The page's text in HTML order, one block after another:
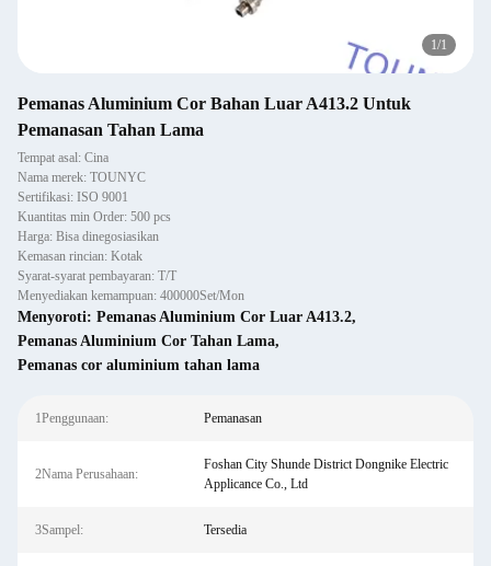
1/1
Pemanas Aluminium Cor Bahan Luar A413.2 Untuk
Pemanasan Tahan Lama
Tempat asal: Cina
Nama merek: TOUNYC
Sertifikasi: ISO 9001
Kuantitas min Order: 500 pcs
Harga: Bisa dinegosiasikan
Kemasan rincian: Kotak
Syarat-syarat pembayaran: T/T
Menyediakan kemampuan: 400000Set/Mon
Menyoroti: Pemanas Aluminium Cor Luar A413.2,
Pemanas Aluminium Cor Tahan Lama,
Pemanas cor aluminium tahan lama
1Penggunaan: Pemanasan
2Nama Perusahaan:
Foshan City Shunde District Dongnike Electric
Applicance Co., Ltd
3Sampel: Tersedia